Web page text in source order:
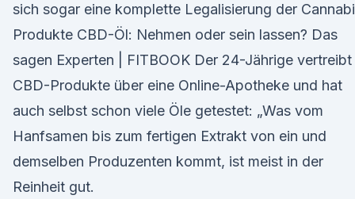
sich sogar eine komplette Legalisierung der
Produkte CBD-Öl: Nehmen oder sein lassen? Das
sagen Experten | FITBOOK Der 24-Jährige vertreibt
CBD-Produkte über eine Online-Apotheke und hat
auch selbst schon viele Öle getestet: „Was vom
Hanfsamen bis zum fertigen Extrakt von ein und
demselben Produzenten kommt, ist meist in der
Reinheit gut.